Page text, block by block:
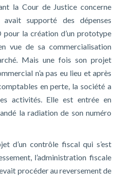
la Cour de Justice concerne
supporté des dépenses
pour la création d’un prototype
vue de sa commercialisation
Mais une fois son projet
n’a pas eu lieu et après
en perte, la société a
activités. Elle est entrée en
la radiation de son numéro
d’un contrôle fiscal qui s’est
l’administration fiscale
procéder au reversement de